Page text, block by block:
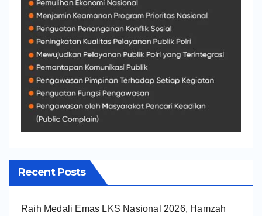
Recent Posts
Raih Medali Emas LKS Nasional 2026, Hamzah